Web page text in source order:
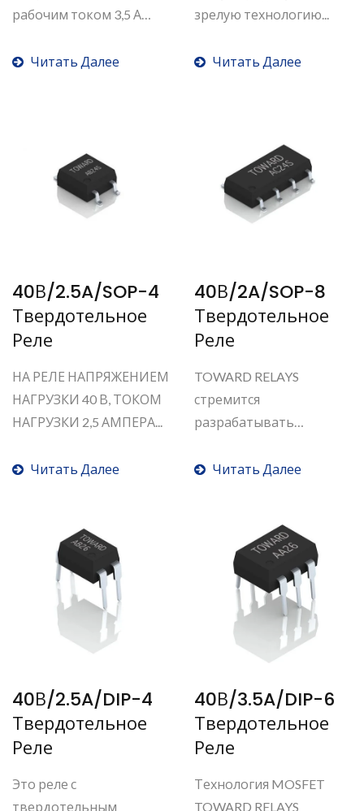
рабочим током 3,5 А
Читать Далее
зрелую технологию...
Читать Далее
40В/2.5A/SOP-4
Твердотельное
Реле
НА РЕЛЕ НАПРЯЖЕНИЕМ
НАГРУЗКИ 40 В, ТОКОМ
НАГРУЗКИ 2,5 АМПЕРА...
Читать Далее
40В/2A/SOP-8
Твердотельное
Реле
TOWARD RELAYS
стремится
разрабатывать
твердотельные...
Читать Далее
40В/2.5A/DIP-4
Твердотельное
Реле
Это реле с
твердотельным
40В/3.5A/DIP-6
Твердотельное
Реле
Технология MOSFET
TOWARD RELAYS